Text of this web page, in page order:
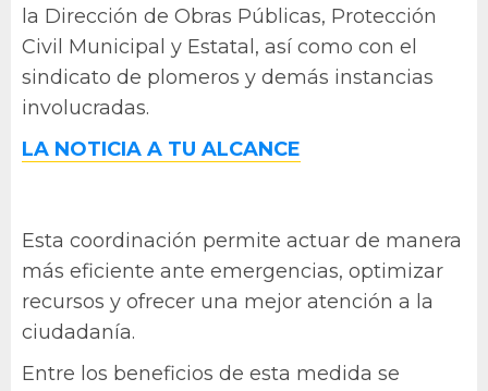
la Dirección de Obras Públicas, Protección
Civil Municipal y Estatal, así como con el
sindicato de plomeros y demás instancias
involucradas.
LA NOTICIA A TU ALCANCE
Esta coordinación permite actuar de manera
más eficiente ante emergencias, optimizar
recursos y ofrecer una mejor atención a la
ciudadanía.
Entre los beneficios de esta medida se